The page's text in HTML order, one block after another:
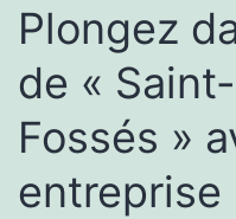
Plongez
de «
Fossés »
entreprise